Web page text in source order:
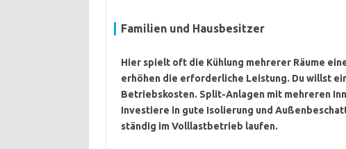
Familien und Hausbesitzer
Hier spielt oft die Kühlung mehrerer Räume
erhöhen die erforderliche Leistung. Du willst
Betriebskosten. Split-Anlagen mit mehreren
Investiere in gute Isolierung und
ständig im Volllastbetrieb laufen.